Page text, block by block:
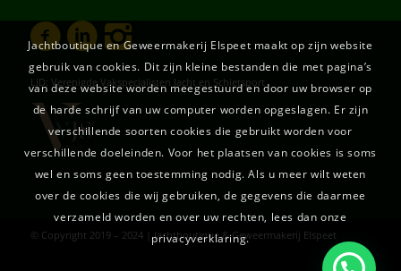
LID: Verenigde Vakspecialisten Jacht en Schietsport
© Copyright 2019 – 2024 | Jachtboutique & Geweermakerij Elspeet
Jachtboutique en Geweermakerij Elspeet maakt op zijn website
gebruik van cookies. Dit zijn kleine bestanden die met pagina’s
van deze website worden meegestuurd en door uw browser op
de harde schrijf van uw computer worden opgeslagen. Er zijn
verschillende soorten cookies die gebruikt worden voor
verschillende doeleinden. Voor het plaatsen van cookies is soms
wel en soms geen toestemming nodig. Als u meer wilt weten
over de cookies die wij gebruiken, de gegevens die daarmee
verzameld worden en over uw rechten, lees dan onze
privacyverklaring.